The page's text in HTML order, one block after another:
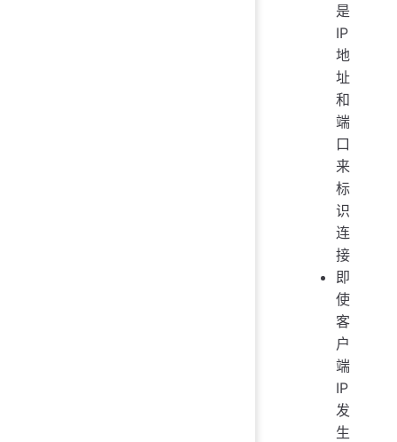
是
IP
地
址
和
端
口
来
标
识
连
接
即
使
客
户
端
IP
发
生